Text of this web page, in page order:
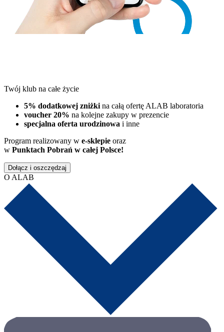
Twój klub na całe życie
5% dodatkowej zniżki na całą ofertę ALAB laboratoria
voucher 20% na kolejne zakupy w prezencie
specjalna oferta urodzinowa i inne
Program realizowany w e-sklepie oraz
w Punktach Pobrań w całej Polsce!
Dołącz i oszczędzaj
O ALAB